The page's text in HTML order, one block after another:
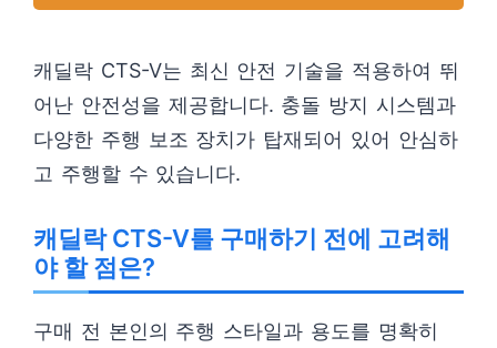
캐딜락 CTS-V는 최신 안전 기술을 적용하여 뛰
어난 안전성을 제공합니다. 충돌 방지 시스템과
다양한 주행 보조 장치가 탑재되어 있어 안심하
고 주행할 수 있습니다.
캐딜락 CTS-V를 구매하기 전에 고려해
야 할 점은?
구매 전 본인의 주행 스타일과 용도를 명확히